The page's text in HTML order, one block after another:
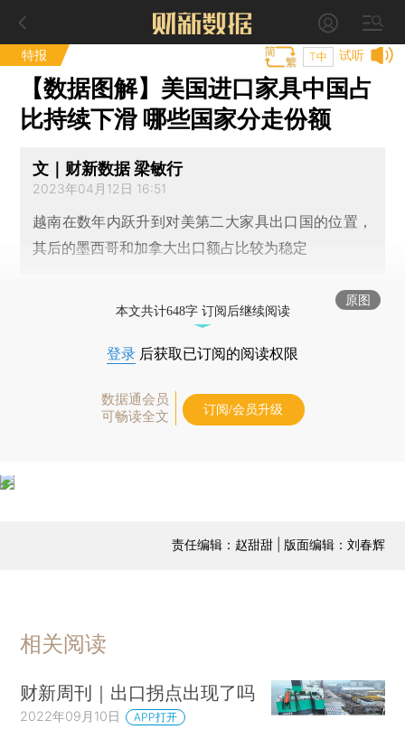
特报 试听
T中
【数据图解】美国进口家具中国占
比持续下滑 哪些国家分走份额
文｜财新数据 梁敏行
2023年04月12日 16:51
越南在数年内跃升到对美第二大家具出口国的位置，
其后的墨西哥和加拿大出口额占比较为稳定
原图
本文共计648字 订阅后继续阅读
登录 后获取已订阅的阅读权限
数据通会员
可畅读全文
订阅/会员升级
责任编辑：赵甜甜 | 版面编辑：刘春辉
相关阅读
财新周刊｜出口拐点出现了吗
2022年09月10日 APP打开